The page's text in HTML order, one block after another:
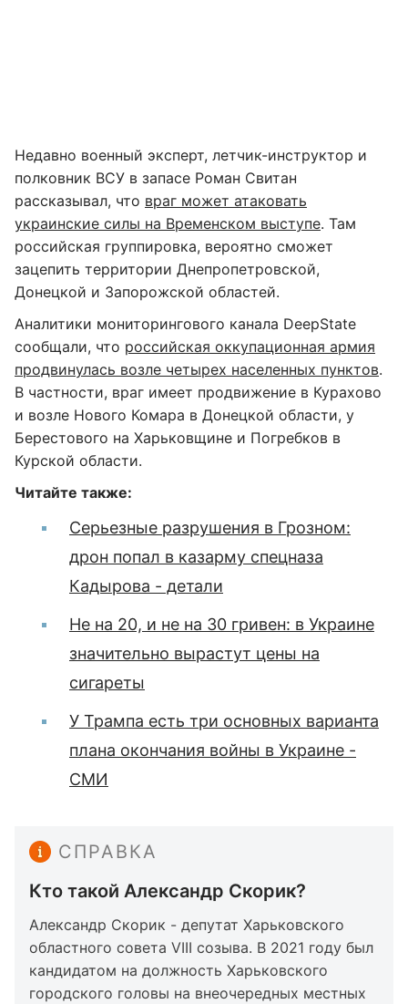
Недавно военный эксперт, летчик-инструктор и
полковник ВСУ в запасе Роман Свитан
рассказывал, что враг может атаковать
украинские силы на Временском выступе. Там
российская группировка, вероятно сможет
зацепить территории Днепропетровской,
Донецкой и Запорожской областей.
Аналитики мониторингового канала DeepState
сообщали, что российская оккупационная армия
продвинулась возле четырех населенных пунктов.
В частности, враг имеет продвижение в Курахово
и возле Нового Комара в Донецкой области, у
Берестового на Харьковщине и Погребков в
Курской области.
Читайте также:
Серьезные разрушения в Грозном:
дрон попал в казарму спецназа
Кадырова - детали
Не на 20, и не на 30 гривен: в Украине
значительно вырастут цены на
сигареты
У Трампа есть три основных варианта
плана окончания войны в Украине -
СМИ
СПРАВКА
Кто такой Александр Скорик?
Александр Скорик - депутат Харьковского
областного совета VIII созыва. В 2021 году был
кандидатом на должность Харьковского
городского головы на внеочередных местных